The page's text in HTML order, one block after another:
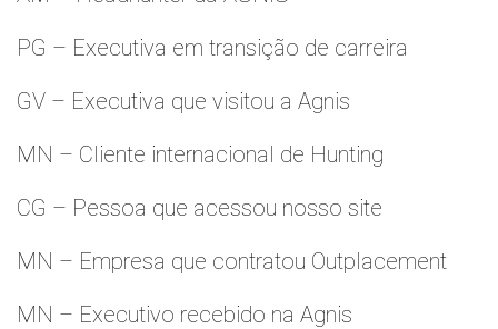
PG – Executiva em transição de carreira
GV – Executiva que visitou a Agnis
MN – Cliente internacional de Hunting
CG – Pessoa que acessou nosso site
MN – Empresa que contratou Outplacement
MN – Executivo recebido na Agnis